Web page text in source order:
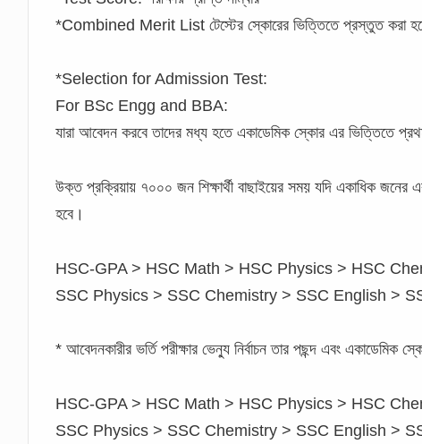
*Combined Merit List টেস্টের স্কোরের ভিত্তিতে প্রস্তুত করা হবে।
*Selection for Admission Test:
For BSc Engg and BBA:
যারা আবেদন করবে তাদের মধ্য হতে একাডেমিক স্কোর এর ভিত্তিতে
উক্ত প্রক্রিয়ায় ৭০০০ জন শিক্ষার্থী বাছাইয়ের সময় যদি একাধিক
হবে।
HSC-GPA > HSC Math > HSC Physics > HSC
SSC Physics > SSC Chemistry > SSC English >
* আবেদনকারীর ভর্তি পরীক্ষার ভেন্যু নির্বাচন তার পছন্দ এবং একাডেমিক
HSC-GPA > HSC Math > HSC Physics > HSC
SSC Physics > SSC Chemistry > SSC English >